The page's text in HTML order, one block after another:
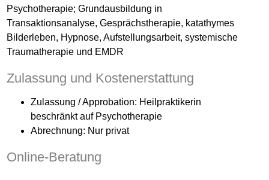
Psychotherapie; Grundausbildung in
Transaktionsanalyse, Gesprächstherapie, katathymes
Bilderleben, Hypnose, Aufstellungsarbeit, systemische
Traumatherapie und EMDR
Zulassung und Kostenerstattung
Zulassung / Approbation: Heilpraktikerin
beschränkt auf Psychotherapie
Abrechnung: Nur privat
Online-Beratung